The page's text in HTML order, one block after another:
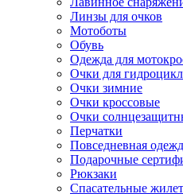
Линзы для очков
Мотоботы
Обувь
Одежда для
Очки для
Очки зимние
Очки кроссовые
Очки
Перчатки
Повседневная
Подарочные
Рюкзаки
Спасательные